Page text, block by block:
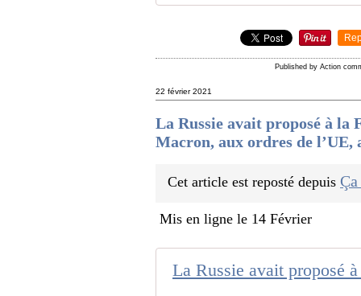
Published by Action
22 février 2021
La Russie avait proposé à la
Macron, aux ordres de l’UE,
Cet article est reposté depuis
Mis en ligne le 14 Février